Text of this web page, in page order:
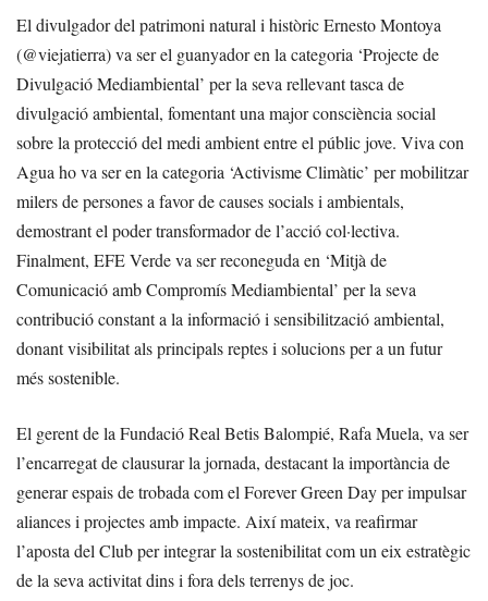
El divulgador del patrimoni natural i històric Ernesto Montoya
(@viejatierra) va ser el guanyador en la categoria ‘Projecte de
Divulgació Mediambiental’ per la seva rellevant tasca de
divulgació ambiental, fomentant una major consciència social
sobre la protecció del medi ambient entre el públic jove. Viva con
Agua ho va ser en la categoria ‘Activisme Climàtic’ per mobilitzar
milers de persones a favor de causes socials i ambientals,
demostrant el poder transformador de l’acció col·lectiva.
Finalment, EFE Verde va ser reconeguda en ‘Mitjà de
Comunicació amb Compromís Mediambiental’ per la seva
contribució constant a la informació i sensibilització ambiental,
donant visibilitat als principals reptes i solucions per a un futur
més sostenible.
El gerent de la Fundació Real Betis Balompié, Rafa Muela, va ser
l’encarregat de clausurar la jornada, destacant la importància de
generar espais de trobada com el Forever Green Day per impulsar
aliances i projectes amb impacte. Així mateix, va reafirmar
l’aposta del Club per integrar la sostenibilitat com un eix estratègic
de la seva activitat dins i fora dels terrenys de joc.